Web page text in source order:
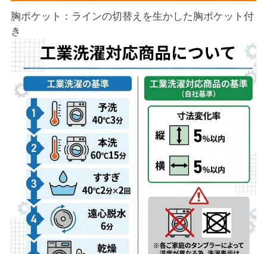
胸ポケット：ラインの切替えを生かした胸ポケット付
き